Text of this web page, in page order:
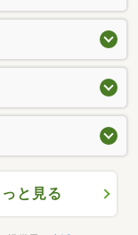
と見る